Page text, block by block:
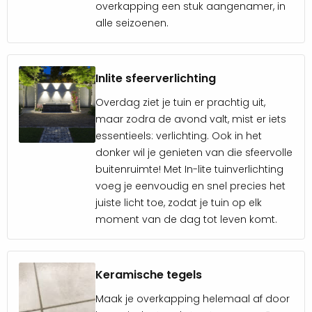
aanschaf van het bouwpakket alleen nog het
afkortzaagwerk hoeft te doen.
Het basishoutpakket van het
houtpakket plat dak
600×300+400x300cm met schuur
600x300cm bestaat uit:
Boeiplanken
Schoren
Regelwerk
Zweeds rabat zwart
overkapping een stuk aangenamer, in
alle seizoenen.
Inlite sfeerverlichting
Overdag ziet je tuin er prachtig uit,
maar zodra de avond valt, mist er iets
essentieels: verlichting. Ook in het
donker wil je genieten van die sfeervolle
buitenruimte! Met In-lite tuinverlichting
voeg je eenvoudig en snel precies het
juiste licht toe, zodat je tuin op elk
moment van de dag tot leven komt.
Keramische tegels
Maak je overkapping helemaal af door